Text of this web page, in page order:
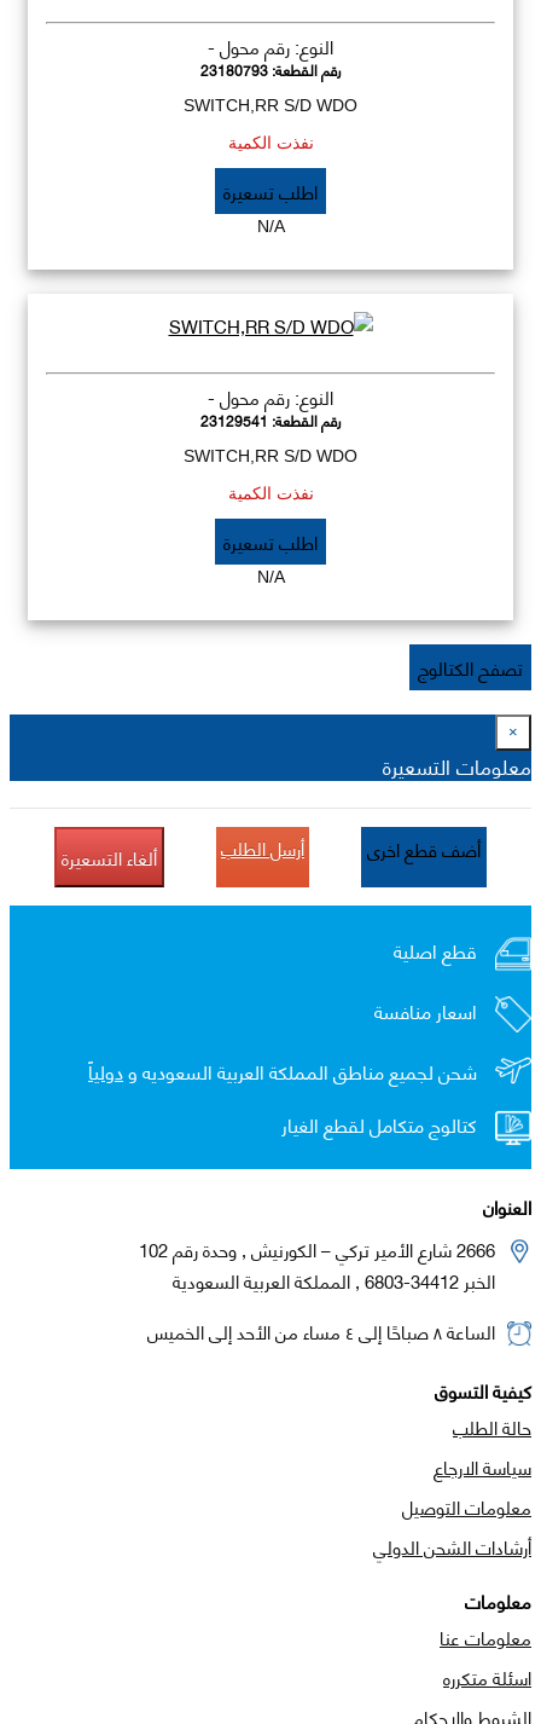
النوع: رقم محول -
رقم القطعة:23180793
SWITCH,RR S/D WDO
نفذت الكمية
اطلب تسعيرة
N/A
النوع: رقم محول -
رقم القطعة: 23129541
SWITCH,RR S/D WDO
نفذت الكمية
اطلب تسعيرة
N/A
تصفح الكتالوج
×
معلومات التسعيرة
أضف قطع اخرى أرسل الطلب ألغاء التسعيرة
قطع اصلية
اسعار منافسة
شحن لجميع مناطق المملكة العربية السعوديه ودولياً
كتالوج متكامل لقطع الغيار
العنوان
2666 شارع الأمير تركي – الكورنيش , وحدة رقم 102
الخبر 34412-6803 , المملكة العربية السعودية
الساعة ٨ صباحًا إلى ٤ مساء من الأحد إلى الخميس
كيفية التسوق
حالة الطلب
سياسة الارجاع
معلومات التوصيل
أرشادات الشحن الدولي
معلومات
معلومات عنا
اسئلة متكرره
الشروط والاحكام